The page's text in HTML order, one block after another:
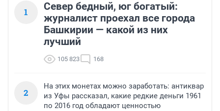
1
Север бедный, юг богатый:
журналист проехал все города
Башкирии — какой из них
лучший
105 823 168
2
На этих монетах можно заработать: антиквар
из Уфы рассказал, какие редкие деньги 1961
по 2016 год обладают ценностью